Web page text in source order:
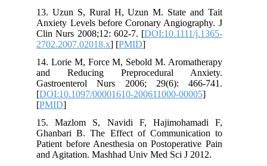
13. Uzun S, Rural H, Uzun M. State and Tait
Anxiety Levels before Coronary Angiography. J
Clin Nurs 2008;12: 602-7. [DOI:10.1111/j.1365-
2702.2007.02018.x] [PMID
14. Lorie M, Force M, Sebold M. Aromatherapy
and Reducing Preprocedural Anxiety.
Gastroenterol Nurs 2006; 29(6): 466-741.
[DOI:10.1097/00001610-200611000-00005
[PMID
15. Mazlom S, Navidi F, Hajimohamadi F,
Ghanbari B. The Effect of Communication to
Patient before Anesthesia on Postoperative Pain
and Agitation. Mashhad Univ Med Sci J 2012.